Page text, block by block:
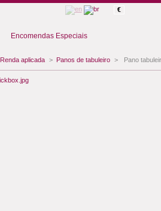
€
Encomendas Especiais
Renda aplicada > Panos de tabuleiro > Pano